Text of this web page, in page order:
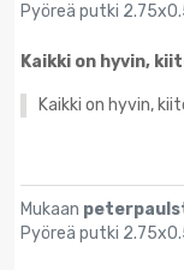
Pyöreä putki
Kaikki on hyvin,
Kaikki on hyvin,
Mukaan
Pyöreä putki